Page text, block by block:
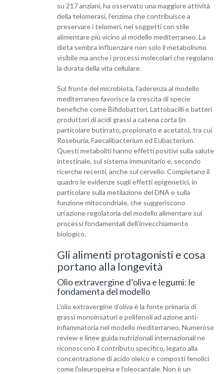
su 217 anziani, ha osservato una maggiore attività
della telomerasi, l’enzima che contribuisce a
preservare i telomeri, nei soggetti con stile
alimentare più vicino al modello mediterraneo. La
dieta sembra influenzare non solo il metabolismo
visibile ma anche i processi molecolari che regolano
la durata della vita cellulare.
Sul fronte del microbiota, l’aderenza al modello
mediterraneo favorisce la crescita di specie
benefiche come Bifidobatteri, Lattobacilli e batteri
produttori di acidi grassi a catena corta (in
particolare butirrato, propionato e acetato), tra cui
Roseburia, Faecalibacterium ed Eubacterium.
Questi metaboliti hanno effetti positivi sulla salute
intestinale, sul sistema immunitario e, secondo
ricerche recenti, anche sul cervello. Completano il
quadro le evidenze sugli effetti epigenetici, in
particolare sulla metilazione del DNA e sulla
funzione mitocondriale, che suggeriscono
un’azione regolatoria del modello alimentare sui
processi fondamentali dell’invecchiamento
biologico.
Gli alimenti protagonisti e cosa
portano alla longevità
Olio extravergine d’oliva e legumi: le
fondamenta del modello
L’olio extravergine d’oliva è la fonte primaria di
grassi monoinsaturi e polifenoli ad azione anti-
infiammatoria nel modello mediterraneo. Numerose
review e linee guida nutrizionali internazionali ne
riconoscono il contributo specifico, legato alla
concentrazione di acido oleico e composti fenolici
come l’oleuropeina e l’oleocantale. Non è un